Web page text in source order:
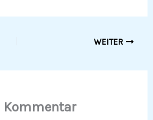
WEITER
Kommentar